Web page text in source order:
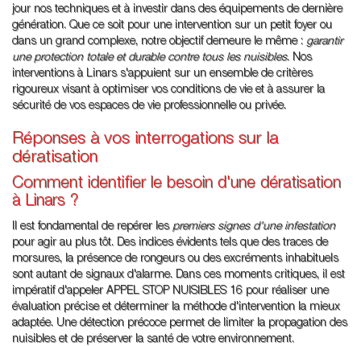
jour nos techniques et à investir dans des équipements de dernière
génération. Que ce soit pour une intervention sur un petit foyer ou
dans un grand complexe, notre objectif demeure le même : garantir
une protection totale et durable contre tous les nuisibles. Nos
interventions à Linars s'appuient sur un ensemble de critères
rigoureux visant à optimiser vos conditions de vie et à assurer la
sécurité de vos espaces de vie professionnelle ou privée.
Réponses à vos interrogations sur la
dératisation
Comment identifier le besoin d'une dératisation
à Linars ?
Il est fondamental de repérer les premiers signes d'une infestation
pour agir au plus tôt. Des indices évidents tels que des traces de
morsures, la présence de rongeurs ou des excréments inhabituels
sont autant de signaux d'alarme. Dans ces moments critiques, il est
impératif d'appeler APPEL STOP NUISIBLES 16 pour réaliser une
évaluation précise et déterminer la méthode d'intervention la mieux
adaptée. Une détection précoce permet de limiter la propagation des
nuisibles et de préserver la santé de votre environnement.